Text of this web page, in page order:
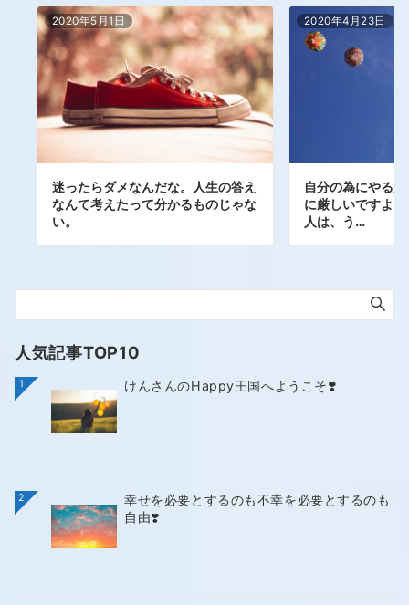
2020年5月1日
迷ったらダメなんだな。人生の答え
なんて考えたって分かるものじゃな
い。
2020年4月23日
自分の為にやる
に厳しいですよ
人は、う…
人気記事TOP10
1 けんさんのHappy王国へようこそ❣️
2
幸せを必要とするのも不幸を必要とするのも
自由❣️